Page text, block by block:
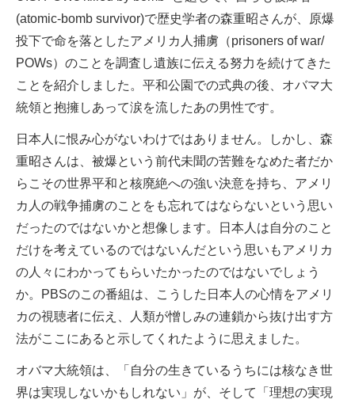
(atomic-bomb survivor)で歴史学者の森重昭さんが、原爆
投下で命を落としたアメリカ人捕虜（prisoners of war/
POWs）のことを調査し遺族に伝える努力を続けてきた
ことを紹介しました。平和公園での式典の後、オバマ大
統領と抱擁しあって涙を流したあの男性です。
日本人に恨み心がないわけではありません。しかし、森
重昭さんは、被爆という前代未聞の苦難をなめた者だか
らこその世界平和と核廃絶への強い決意を持ち、アメリ
カ人の戦争捕虜のことをも忘れてはならないという思い
だったのではないかと想像します。日本人は自分のこと
だけを考えているのではないんだという思いもアメリカ
の人々にわかってもらいたかったのではないでしょう
か。PBSのこの番組は、こうした日本人の心情をアメリ
カの視聴者に伝え、人類が憎しみの連鎖から抜け出す方
法がここにあると示してくれたように思えました。
オバマ大統領は、「自分の生きているうちには核なき世
界は実現しないかもしれない」が、そして「理想の実現